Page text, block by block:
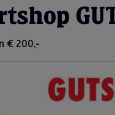
€ 200,-